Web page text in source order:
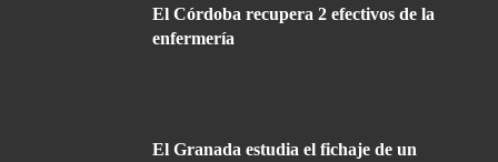
El Córdoba recupera 2 efectivos de la
enfermería
El Granada estudia el fichaje de un